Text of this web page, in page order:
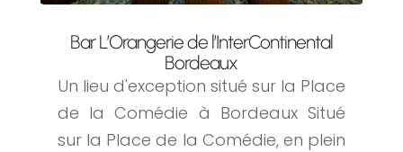
Bar L’Orangerie de l’InterContinental
Bordeaux
Un lieu d'exception situé sur la Place
de la Comédie à Bordeaux Situé
sur la Place de la Comédie, en plein